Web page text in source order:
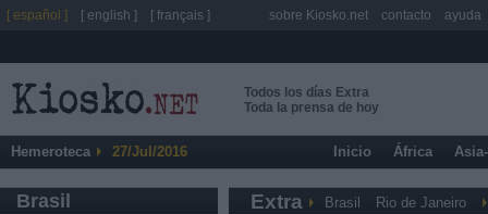
Todos los días Extra
Toda la prensa de hoy
Hemeroteca 27/Jul/2016 Inicio África
Brasil Extra Brasil Rio de Janeiro
[ español ] [ english ] [ français ] sobre Kiosko.net contacto ayuda